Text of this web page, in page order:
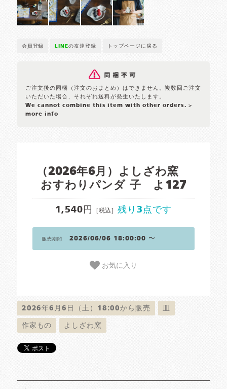
会員登録 LINEの友達登録 トップページに戻る
ご注文後の同梱（注文のおまとめ）はできません。複数回ご注文
いただいた場合、それぞれ送料が発生いたします。
We cannot combine this item with other orders. >
more info
（2026年6月）よしざわ窯
おすわりパンダ 子 よ127
1,540円 [税込] 残り3点です
販売期間 2026/06/06 18:00:00 〜
お気に入り
2026年6月6日（土）18:00から販売
作家もの よしざわ窯